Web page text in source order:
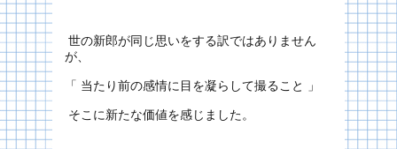
世の新郎が同じ思いをする訳ではありません
が、
「 当たり前の感情に目を凝らして撮ること 」
そこに新たな価値を感じました。